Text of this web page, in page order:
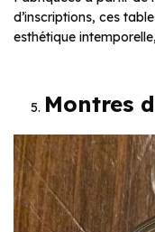
d’inscriptions, ces
esthétique
Montres